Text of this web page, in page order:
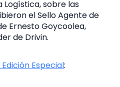
sobre las
el Sello Agente de
Ernesto Goycoolea,
de Drivin.
Especial: